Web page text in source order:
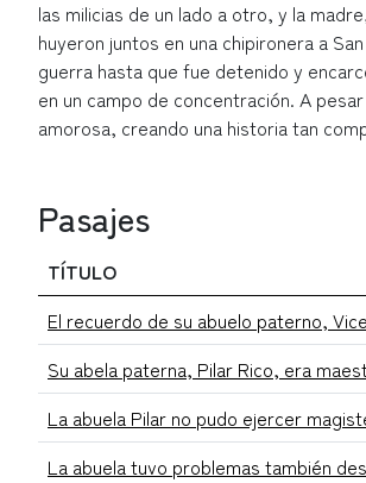
las milicias de un lado a otro, y la
huyeron juntos en una chipironera a
guerra hasta que fue detenido y
en un campo de concentración. A
amorosa, creando una historia tan
Pasajes
TÍTULO
El recuerdo de su abuelo paterno,
Su abela paterna, Pilar Rico, era
La abuela Pilar no pudo ejercer
La abuela tuvo problemas también